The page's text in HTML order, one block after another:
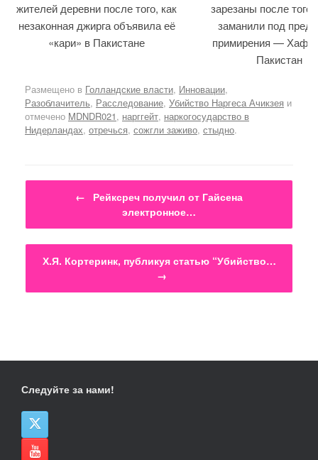
жителей деревни после того, как
незаконная джирга объявила её
«кари» в Пакистане
зарезаны после того,
заманили под
примирения —
Пакистан
Размещено в Голландские власти, Инновации,
Разоблачитель, Расследование, Убийство Наргеса Ачикзея и
отмечено MDNDR021, нарггейт, наркогосударство в
Нидерландах, отречься, сожгли заживо, стыдно.
Навигация по записям
←
Рейксреч получил от Гайсена
электронное…
Х.Я. Кортеринк, публикуя статью “Убийство…
→
Следуйте за нами!